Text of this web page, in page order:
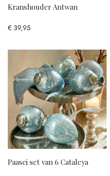
Kranshouder Antwan
€ 39,95
Paasei set van 6 Cataleya